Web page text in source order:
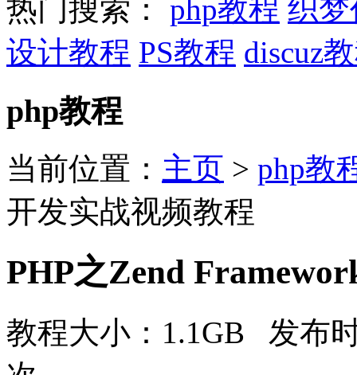
热门搜索： php教程 织
设计教程 PS教程 discuz
php教程
当前位置： 主页 > php教
开发实战视频教程
PHP之Zend
教程大小：1.1GB 发布